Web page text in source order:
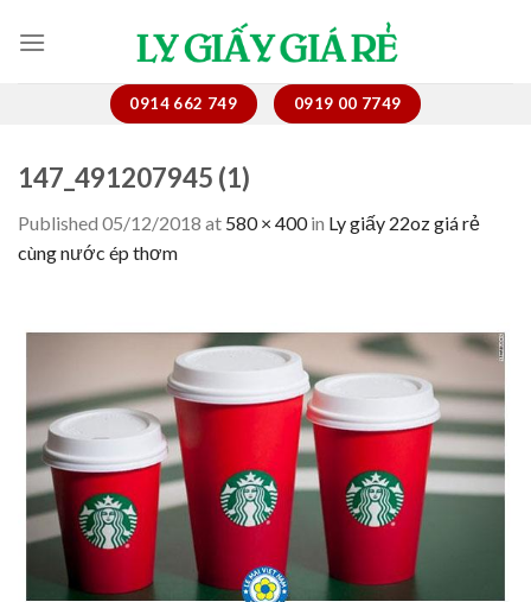
0914 662 749 0919 00 7749
147_491207945 (1)
Published 05/12/2018 at 580 × 400in Ly giấy 22oz giá rẻ
cùng nước ép thơm